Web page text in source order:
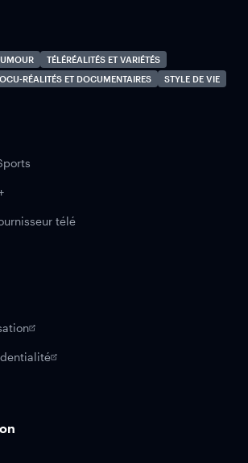
TÉLÉRÉALITÉS ET VARIÉTÉS
RÉALITÉS ET DOCUMENTAIRES
STYLE DE VIE
télé